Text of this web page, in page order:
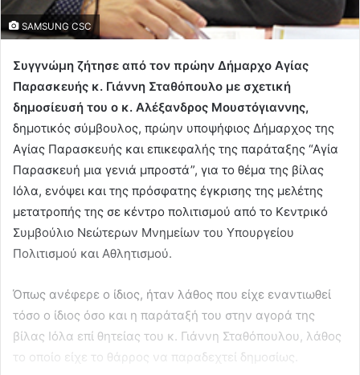
SAMSUNG CSC
Συγγνώμη ζήτησε από τον πρώην Δήμαρχο Αγίας
Παρασκευής κ. Γιάννη Σταθόπουλο με σχετική
δημοσίευσή του ο κ. Αλέξανδρος Μουστόγιαννης,
δημοτικός σύμβουλος, πρώην υποψήφιος Δήμαρχος της
Αγίας Παρασκευής και επικεφαλής της παράταξης “Αγία
Παρασκευή μια γενιά μπροστά”, για το θέμα της βίλας
Ιόλα, ενόψει και της πρόσφατης έγκρισης της μελέτης
μετατροπής της σε κέντρο πολιτισμού από το Κεντρικό
Συμβούλιο Νεώτερων Μνημείων του Υπουργείου
Πολιτισμού και Αθλητισμού.
Όπως ανέφερε ο ίδιος, ήταν λάθος που είχε εναντιωθεί
τόσο ο ίδιος όσο και η παράταξή του στην αγορά της
βίλας Ιόλα επί θητείας του κ. Γιάννη Σταθόπουλου, λάθος
το οποίο είχε το θάρρος να παραδεχτεί δημοσίως.